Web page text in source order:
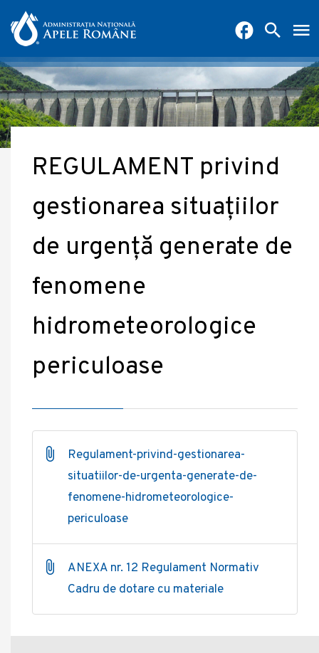
REGULAMENT privind
gestionarea situațiilor
de urgență generate de
fenomene
hidrometeorologice
periculoase
Regulament-privind-gestionarea-
situatiilor-de-urgenta-generate-de-
fenomene-hidrometeorologice-
periculoase
ANEXA nr. 12 Regulament Normativ
Cadru de dotare cu materiale